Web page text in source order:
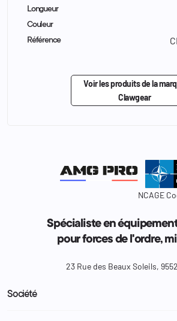
Longueur
Couleur
Référence
Voir les produits de la
Clawgear
NCAGE
Spécialiste en
pour forces de l'ordre,
23 Rue des Beaux Soleils,
Société